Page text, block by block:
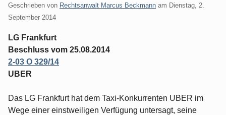
Geschrieben von Rechtsanwalt Marcus Beckmann am Dienstag, 2.
September 2014
LG Frankfurt
Beschluss vom 25.08.2014
2-03 O 329/14
UBER
Das LG Frankfurt hat dem Taxi-Konkurrenten UBER im
Wege einer einstweiligen Verfügung untersagt, seine